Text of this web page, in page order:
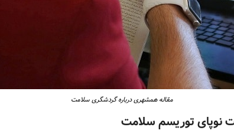
مقاله همشهری درباره گردشگری سلامت
نوپای توریسم سلامت